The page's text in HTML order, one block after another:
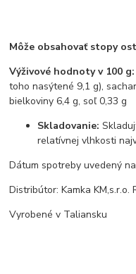
Môže obsahovať stopy
Výživové hodnoty v 100 g:
toho nasýtené 9,1 g),
bielkoviny 6,4 g, soľ 0,33 g
Skladovanie:
relatívnej vlhkosti
Dátum spotreby uvedený
Distribútor: Kamka
Vyrobené v Taliansku